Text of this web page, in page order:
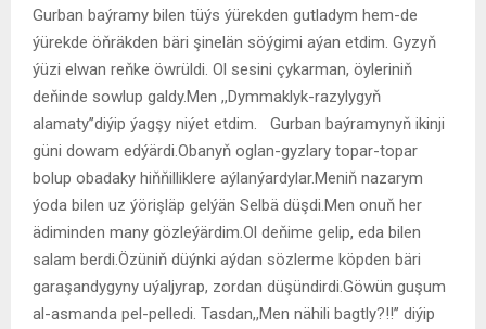
Gurban baýramy bilen tüýs ýürekden gutladym hem-de
ýürekde öňräkden bäri şinelän söýgimi aýan etdim. Gyzyň
ýüzi elwan reňke öwrüldi. Ol sesini çykarman, öyleriniň
deňinde sowlup galdy.Men ,,Dymmaklyk-razylygyň
alamaty’’diýip ýagşy niýet etdim. Gurban baýramynyň ikinji
güni dowam edýärdi.Obanyň oglan-gyzlary topar-topar
bolup obadaky hiňňilliklere aýlanýardylar.Meniň nazarym
ýoda bilen uz ýörişläp gelýän Selbä düşdi.Men onuň her
ädiminden many gözleýärdim.Ol deňime gelip, eda bilen
salam berdi.Özüniň düýnki aýdan sözlerme köpden bäri
garaşandygyny uýaljyrap, zordan düşündirdi.Göwün guşum
al-asmanda pel-pelledi. Tasdan,,Men nähili bagtly?!!’’ diýip